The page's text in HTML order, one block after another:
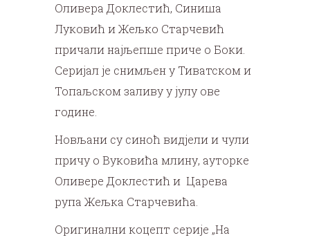
Оливера Доклестић, Синиша
Луковић и Жељко Старчевић
причали најљепше приче о Боки.
Серијал је снимљен у Тиватском и
Топаљском заливу у јулу ове
године.
Новљани су синоћ видјели и чули
причу о Вуковића млину, ауторке
Оливере Доклестић и Царева
рупа Жељка Старчевића.
Оригинални коцепт серије „На